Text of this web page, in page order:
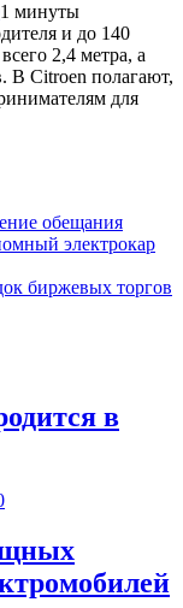
1 минуты
и до 140
2,4 метра, а
В Citroen полагают,
для
обещания
электрокар
биржевых торгов
в